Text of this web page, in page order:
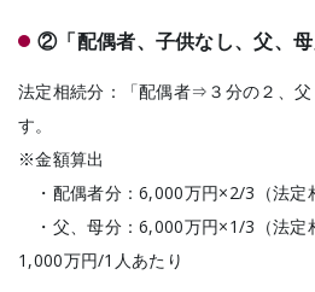
②「配偶者、子供なし、父、
法定相続分：「配偶者⇒３分の２、
す。
※金額算出
・配偶者分：6,000万円×2/3（法定
・父、母分：6,000万円×1/3（法定
1,000万円/1人あたり